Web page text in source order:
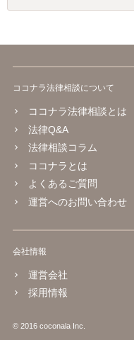
ココナラ法律相談について
ココナラ法律相談とは
法律Q&A
法律相談コラム
ココナラとは
よくあるご質問
運営へのお問い合わせ
会社情報
運営会社
採用情報
© 2016 coconala Inc.